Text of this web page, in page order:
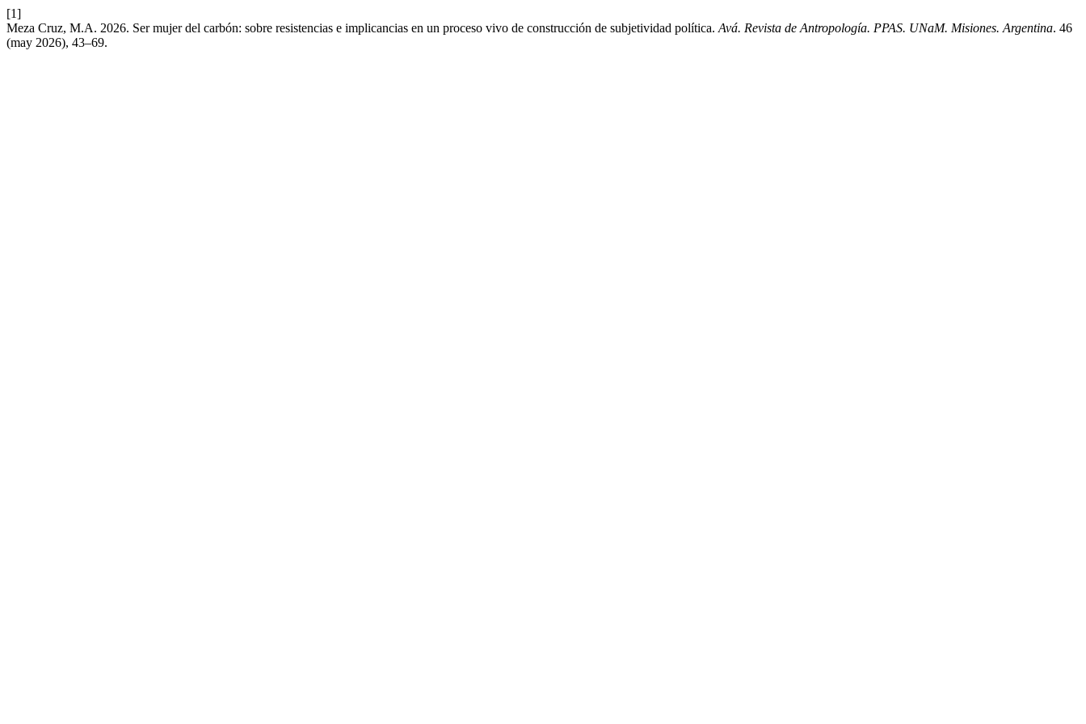
[1]
Meza Cruz, M.A. 2026. Ser mujer del carbón: sobre resistencias e implicancias en un proceso vivo de construcción de subjetividad política. Avá. Revista de Antropología. PPAS. UNaM. Misiones. Argentina. 46
(may 2026), 43–69.